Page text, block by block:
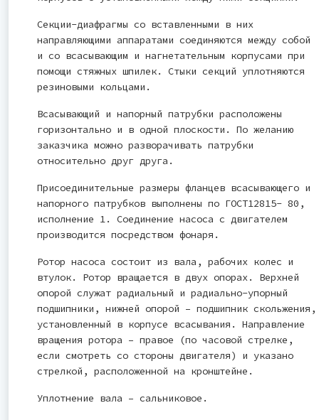
Секции-диафрагмы со вставленными в них
направляющими аппаратами соединяются между собой
и со всасывающим и нагнетательным корпусами при
помощи стяжных шпилек. Стыки секций уплотняются
резиновыми кольцами.
Всасывающий и напорный патрубки расположены
горизонтально и в одной плоскости. По желанию
заказчика можно разворачивать патрубки
относительно друг друга.
Присоединительные размеры фланцев всасывающего и
напорного патрубков выполнены по ГОСТ12815- 80,
исполнение 1. Соединение насоса с двигателем
производится посредством фонаря.
Ротор насоса состоит из вала, рабочих колес и
втулок. Ротор вращается в двух опорах. Верхней
опорой служат радиальный и радиально-упорный
подшипники, нижней опорой – подшипник скольжения,
установленный в корпусе всасывания. Направление
вращения ротора – правое (по часовой стрелке,
если смотреть со стороны двигателя) и указано
стрелкой, расположенной на кронштейне.
Уплотнение вала – сальниковое.